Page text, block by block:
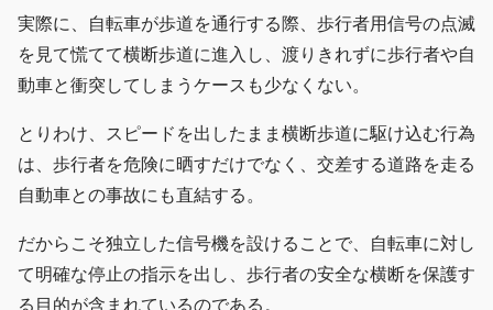
実際に、自転車が歩道を通行する際、歩行者用信号の点滅
を見て慌てて横断歩道に進入し、渡りきれずに歩行者や自
動車と衝突してしまうケースも少なくない。
とりわけ、スピードを出したまま横断歩道に駆け込む行為
は、歩行者を危険に晒すだけでなく、交差する道路を走る
自動車との事故にも直結する。
だからこそ独立した信号機を設けることで、自転車に対し
て明確な停止の指示を出し、歩行者の安全な横断を保護す
る目的が含まれているのである。